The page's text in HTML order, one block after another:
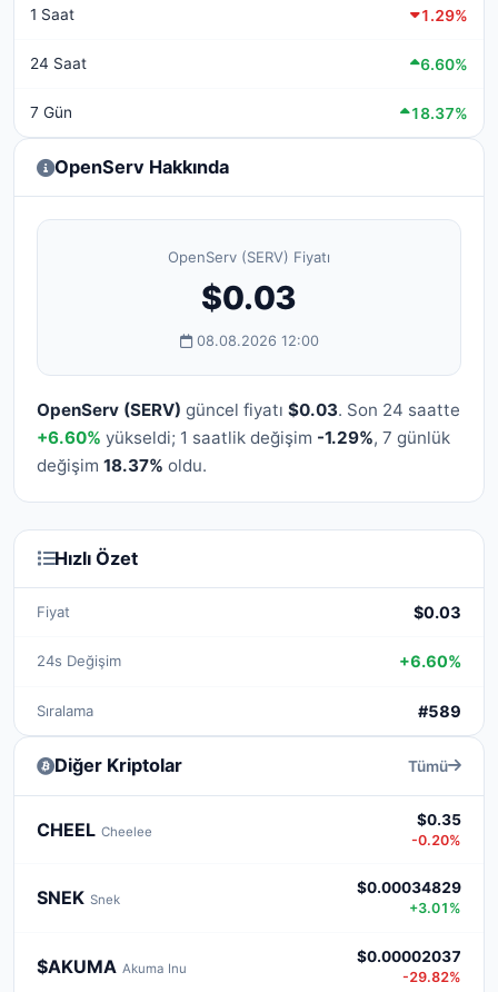
1 Saat 1.29%
24 Saat 6.60%
7 Gün 18.37%
OpenServ Hakkında
OpenServ (SERV) Fiyatı
$0.03
08.08.2026 12:00
OpenServ (SERV) güncel fiyatı $0.03. Son 24 saatte
+6.60% yükseldi; 1 saatlik değişim -1.29%, 7 günlük
değişim 18.37% oldu.
Hızlı Özet
Fiyat $0.03
24s Değişim +6.60%
Sıralama #589
Diğer Kriptolar Tümü
CHEEL Cheelee
$0.35
-0.20%
SNEK Snek
$0.00034829
+3.01%
$AKUMA Akuma Inu
$0.00002037
-29.82%